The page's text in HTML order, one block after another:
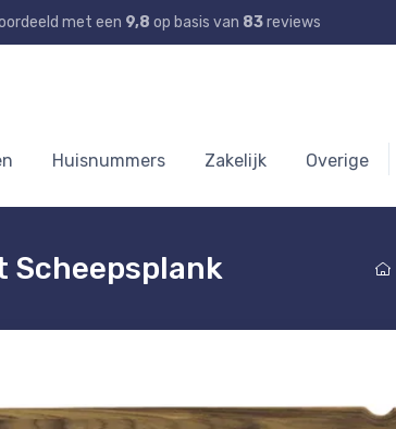
met een 9,8 op basis van 83reviews
Huisnummers Zakelijk Overige
Scheepsplank